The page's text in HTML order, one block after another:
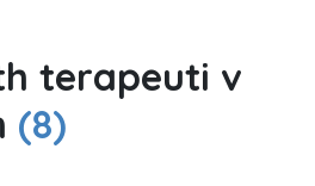
terapeuti v
(8)